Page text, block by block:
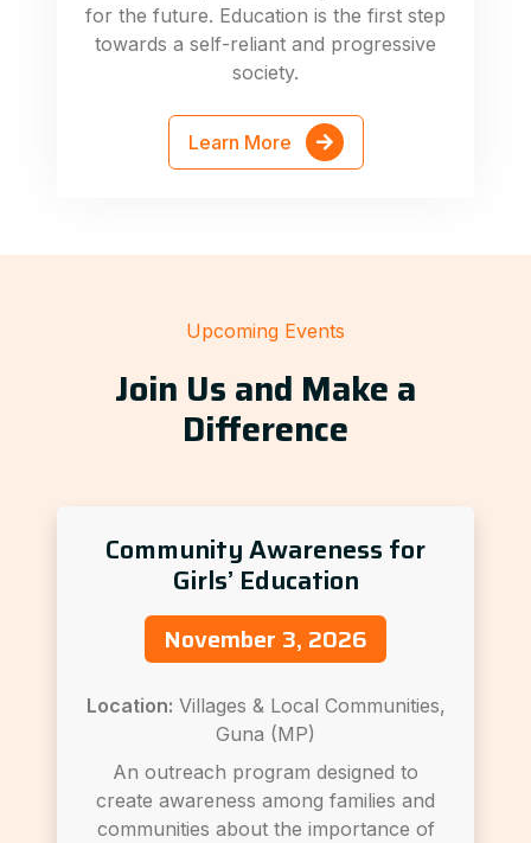
for the future. Education is the first step
towards a self-reliant and progressive
society.
Learn More
Upcoming Events
Join Us and Make a
Difference
Community Awareness for
Girls’ Education
November 3, 2026
Location: Villages & Local Communities,
Guna (MP)
An outreach program designed to
create awareness among families and
communities about the importance of